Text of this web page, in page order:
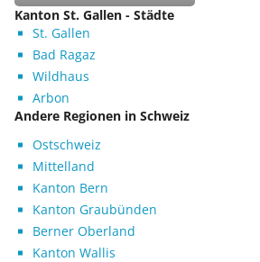
Kanton St. Gallen - Städte
St. Gallen
Bad Ragaz
Wildhaus
Arbon
Andere Regionen in Schweiz
Ostschweiz
Mittelland
Kanton Bern
Kanton Graubünden
Berner Oberland
Kanton Wallis